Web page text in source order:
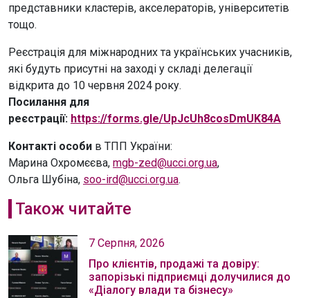
представники кластерів, акселераторів, університетів
тощо.
Реєстрація для міжнародних та українських учасників,
які будуть присутні на заході у складі делегації
відкрита до 10 червня 2024 року.
Посилання для
реєстрації: https://forms.gle/UpJcUh8cosDmUK84A
Контакті особи в ТПП України:
Марина Охромєєва, mgb-zed@ucci.org.ua,
Ольга Шубіна, soo-ird@ucci.org.ua.
Також читайте
7 Серпня, 2026
Про клієнтів, продажі та довіру:
запорізькі підприємці долучилися до
«Діалогу влади та бізнесу»